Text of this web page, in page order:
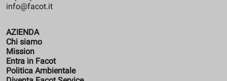
info@facot.it
AZIENDA
Chi siamo
Mission
Entra in Facot
Politica Ambientale